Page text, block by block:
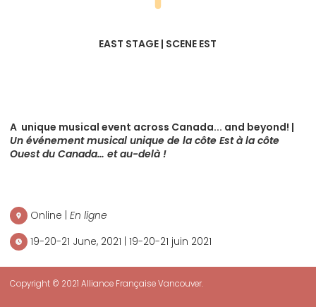
EAST STAGE | SCENE EST
A unique musical event across Canada... and beyond! |
Un événement musical unique de la côte Est à la côte
Ouest du Canada… et au-delà !
Online | En ligne
19-20-21 June, 2021 | 19-20-21 juin 2021
Copyright © 2021 Alliance Française Vancouver.